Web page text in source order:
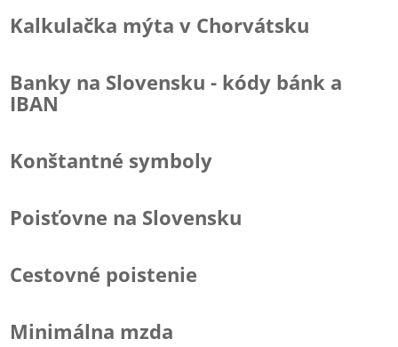
Kalkulačka mýta v Chorvátsku
Banky na Slovensku - kódy bánk a
IBAN
Konštantné symboly
Poisťovne na Slovensku
Cestovné poistenie
Minimálna mzda